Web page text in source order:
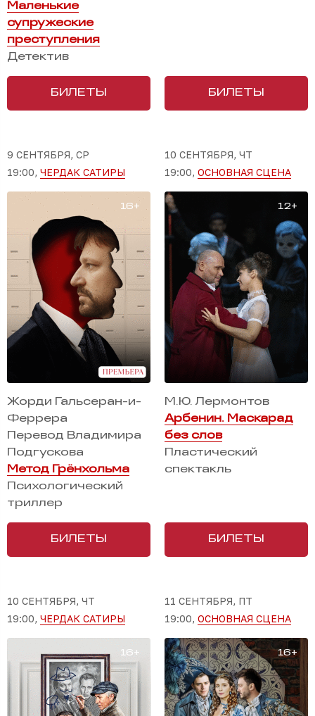
Маленькие
супружеские
преступления
Детектив
БИЛЕТЫ БИЛЕТЫ
9 СЕНТЯБРЯ, СР
19:00, ЧЕРДАК САТИРЫ
Жорди Гальсеран-и-
Феррера
Перевод Владимира
Подгускова
Метод Грёнхольма
Психологический
триллер
БИЛЕТЫ
10 СЕНТЯБРЯ, ЧТ
19:00, ОСНОВНАЯ СЦЕНА
М.Ю. Лермонтов
Арбенин. Маскарад
без слов
Пластический
спектакль
БИЛЕТЫ
10 СЕНТЯБРЯ, ЧТ
19:00, ЧЕРДАК САТИРЫ
11 СЕНТЯБРЯ, ПТ
19:00, ОСНОВНАЯ СЦЕНА